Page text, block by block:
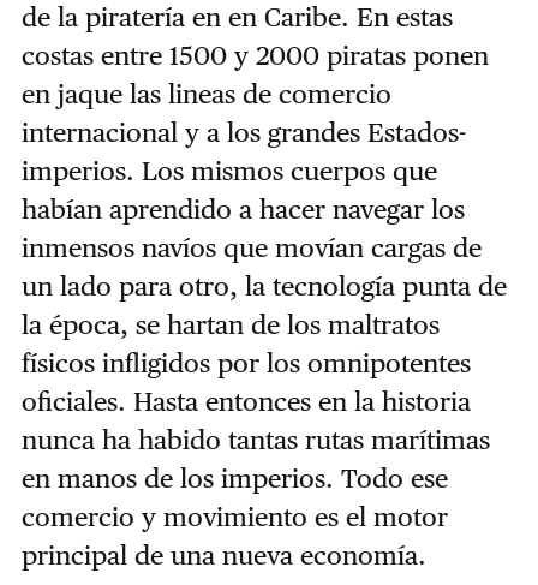
de la piratería en en Caribe. En estas
costas entre 1500 y 2000 piratas ponen
en jaque las lineas de comercio
internacional y a los grandes Estados-
imperios. Los mismos cuerpos que
habían aprendido a hacer navegar los
inmensos navíos que movían cargas de
un lado para otro, la tecnología punta de
la época, se hartan de los maltratos
físicos infligidos por los omnipotentes
oficiales. Hasta entonces en la historia
nunca ha habido tantas rutas marítimas
en manos de los imperios. Todo ese
comercio y movimiento es el motor
principal de una nueva economía.